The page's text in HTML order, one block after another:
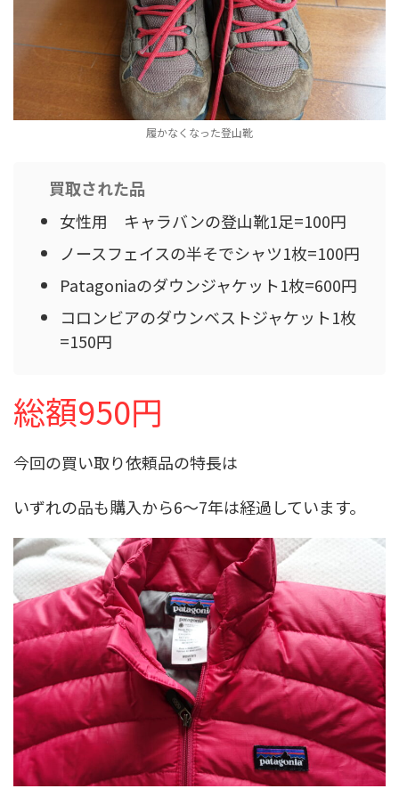
履かなくなった登山靴
買取された品
女性用 キャラバンの登山靴1足=100円
ノースフェイスの半そでシャツ1枚=100円
Patagoniaのダウンジャケット1枚=600円
コロンビアのダウンベストジャケット1枚
=150円
総額950円
今回の買い取り依頼品の特長は
いずれの品も購入から6～7年は経過しています。